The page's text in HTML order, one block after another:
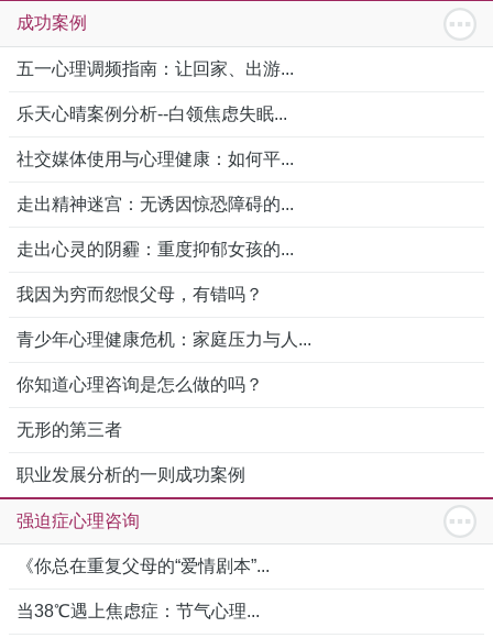
成功案例
五一心理调频指南：让回家、出游...
乐天心晴案例分析--白领焦虑失眠...
社交媒体使用与心理健康：如何平...
走出精神迷宫：无诱因惊恐障碍的...
走出心灵的阴霾：重度抑郁女孩的...
我因为穷而怨恨父母，有错吗？
青少年心理健康危机：家庭压力与人...
你知道心理咨询是怎么做的吗？
无形的第三者
职业发展分析的一则成功案例
强迫症心理咨询
《你总在重复父母的“爱情剧本”...
当38℃遇上焦虑症：节气心理...